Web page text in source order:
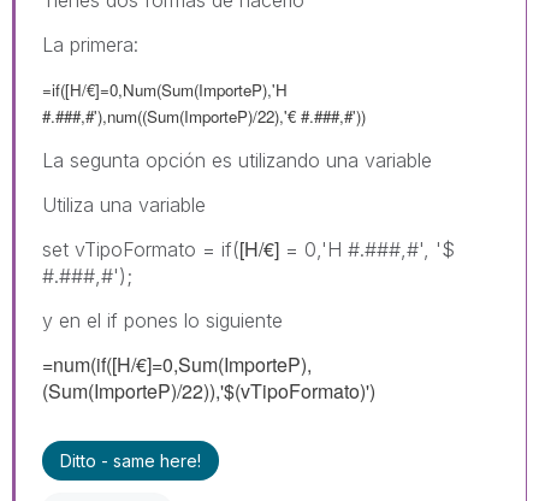
La primera:
=if([H/€]=0,Num(Sum(ImporteP),'H
#.###,#'),num((Sum(ImporteP)/22),'€ #.###,#'))
La segunta opción es utilizando una variable
Utiliza una variable
set vTipoFormato = if([H/€] = 0,'H #.###,#', '$
#.###,#');
y en el if pones lo siguiente
=num(if([H/€]=0,Sum(ImporteP),
(Sum(ImporteP)/22)),'$(vTipoFormato)')
Ditto - same here!